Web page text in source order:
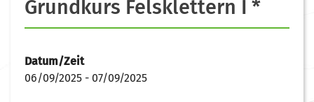
Grundkurs Felsklettern I *
Datum/Zeit
06/09/2025 - 07/09/2025